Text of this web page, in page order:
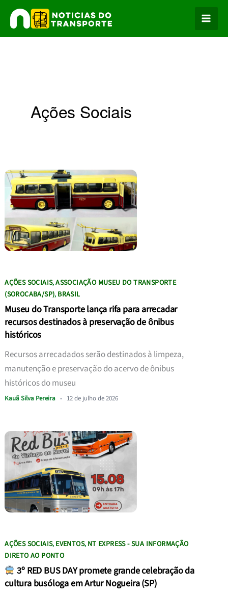
para
o
Ações Sociais
AÇÕES SOCIAIS,ASSOCIAÇÃO MUSEU DO TRANSPORTE
(SOROCABA/SP), BRASIL
Museu do Transporte lança rifa para arrecadar
recursos destinados à preservação de ônibus
históricos
Recursos arrecadados serão destinados à limpeza,
manutenção e preservação do acervo de ônibus
históricos do museu
Kauã Silva Pereira • 12 de julho de 2026
AÇÕES SOCIAIS, EVENTOS, NT EXPRESS - SUA INFORMAÇÃO
DIRETO AO PONTO
3º RED BUS DAY promete grande celebração da
cultura busóloga em Artur Nogueira (SP)